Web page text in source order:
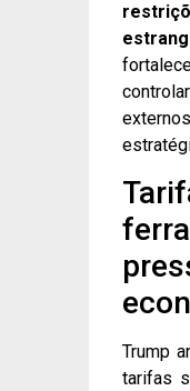
Trump
tarifas